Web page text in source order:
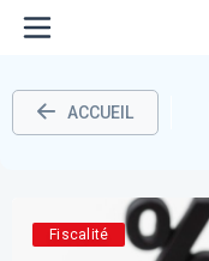
ACCUEIL
Fiscalité